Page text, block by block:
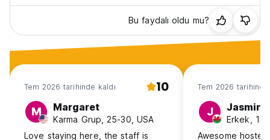
Bu faydalı oldu mu?
Tem 2026 tarihinde kaldı 10
M Margaret
Karma Grup, 25-30, USA
Love staying here, the staff is
Tem 2026 tarihinde
J Jasmine
Erkek,
Awesome hostel